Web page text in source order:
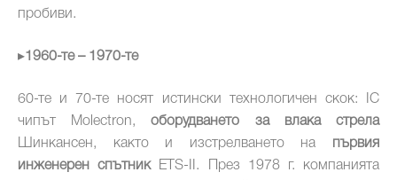
пробиви.
▸1960-те – 1970-те
60-те и 70-те носят истински технологичен скок: IC
чипът Molectron,оборудването за влака стрела
Шинкансен, както и изстрелването на първия
инженерен спътникETS-II. През 1978 г. компанията